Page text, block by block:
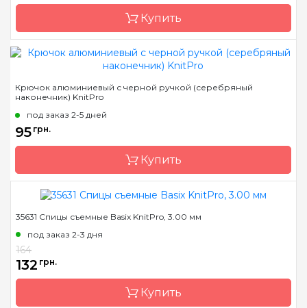
Тип крючка
односторонний
Купить
Страна-производитель
Тип спиц
Материал
Длина
35 см
Крючок алюминиевый с черной ручкой (серебряный
наконечник) KnitPro
под заказ 2-5 дней
95 грн.
Купить
Бренд
Страна-производитель
Материал
Тип крючка
односторонний
35631 Спицы съемные Basix KnitPro, 3.00 мм
под заказ 2-3 дня
164
132 грн.
Купить